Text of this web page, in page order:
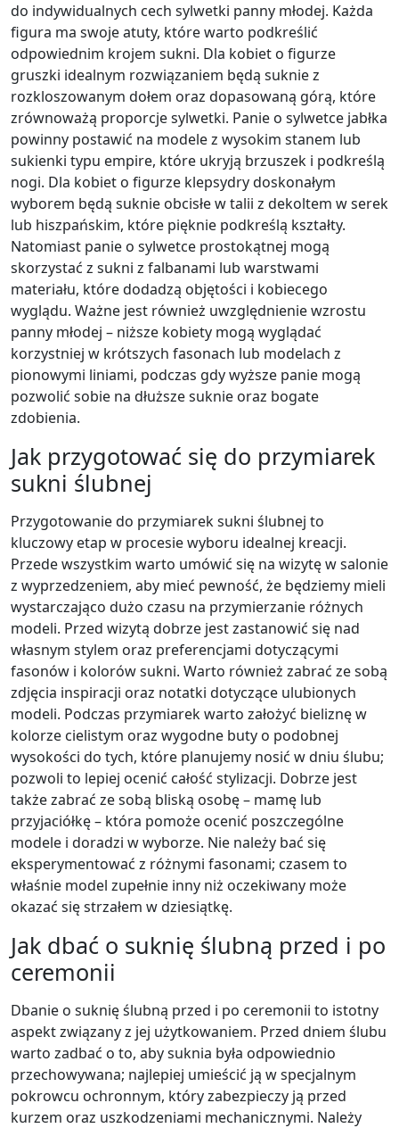
do indywidualnych cech sylwetki panny młodej. Każda
figura ma swoje atuty, które warto podkreślić
odpowiednim krojem sukni. Dla kobiet o figurze
gruszki idealnym rozwiązaniem będą suknie z
rozkloszowanym dołem oraz dopasowaną górą, które
zrównoważą proporcje sylwetki. Panie o sylwetce jabłka
powinny postawić na modele z wysokim stanem lub
sukienki typu empire, które ukryją brzuszek i podkreślą
nogi. Dla kobiet o figurze klepsydry doskonałym
wyborem będą suknie obcisłe w talii z dekoltem w serek
lub hiszpańskim, które pięknie podkreślą kształty.
Natomiast panie o sylwetce prostokątnej mogą
skorzystać z sukni z falbanami lub warstwami
materiału, które dodadzą objętości i kobiecego
wyglądu. Ważne jest również uwzględnienie wzrostu
panny młodej – niższe kobiety mogą wyglądać
korzystniej w krótszych fasonach lub modelach z
pionowymi liniami, podczas gdy wyższe panie mogą
pozwolić sobie na dłuższe suknie oraz bogate
zdobienia.
Jak przygotować się do przymiarek
sukni ślubnej
Przygotowanie do przymiarek sukni ślubnej to
kluczowy etap w procesie wyboru idealnej kreacji.
Przede wszystkim warto umówić się na wizytę w salonie
z wyprzedzeniem, aby mieć pewność, że będziemy mieli
wystarczająco dużo czasu na przymierzanie różnych
modeli. Przed wizytą dobrze jest zastanowić się nad
własnym stylem oraz preferencjami dotyczącymi
fasonów i kolorów sukni. Warto również zabrać ze sobą
zdjęcia inspiracji oraz notatki dotyczące ulubionych
modeli. Podczas przymiarek warto założyć bieliznę w
kolorze cielistym oraz wygodne buty o podobnej
wysokości do tych, które planujemy nosić w dniu ślubu;
pozwoli to lepiej ocenić całość stylizacji. Dobrze jest
także zabrać ze sobą bliską osobę – mamę lub
przyjaciółkę – która pomoże ocenić poszczególne
modele i doradzi w wyborze. Nie należy bać się
eksperymentować z różnymi fasonami; czasem to
właśnie model zupełnie inny niż oczekiwany może
okazać się strzałem w dziesiątkę.
Jak dbać o suknię ślubną przed i po
ceremonii
Dbanie o suknię ślubną przed i po ceremonii to istotny
aspekt związany z jej użytkowaniem. Przed dniem ślubu
warto zadbać o to, aby suknia była odpowiednio
przechowywana; najlepiej umieścić ją w specjalnym
pokrowcu ochronnym, który zabezpieczy ją przed
kurzem oraz uszkodzeniami mechanicznymi. Należy